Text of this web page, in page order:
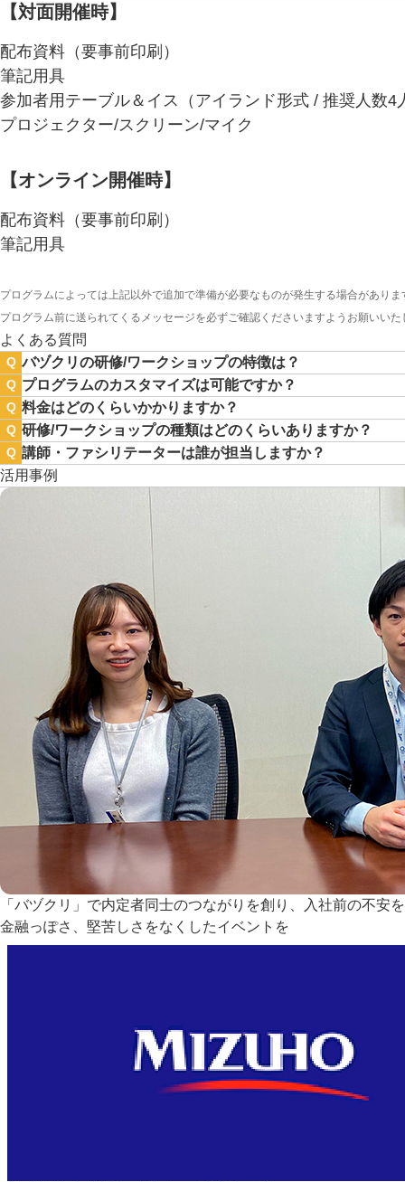
【対面開催時】
配布資料（要事前印刷）
筆記用具
参加者用テーブル＆イス（アイランド形式 / 推奨人数4
プロジェクター/スクリーン/マイク
【オンライン開催時】
配布資料（要事前印刷）
筆記用具
プログラムによっては上記以外で追加で準備が必要なものが発生する場合がありま
プログラム前に送られてくるメッセージを必ずご確認くださいますようお願いいた
よくある質問
Q バヅクリの研修/ワークショップの特徴は？
Q プログラムのカスタマイズは可能ですか？
Q 料金はどのくらいかかりますか？
Q 研修/ワークショップの種類はどのくらいありますか？
Q 講師・ファシリテーターは誰が担当しますか？
活用事例
「バヅクリ」で内定者同士のつながりを創り、入社前の不安
金融っぽさ、堅苦しさをなくしたイベントを